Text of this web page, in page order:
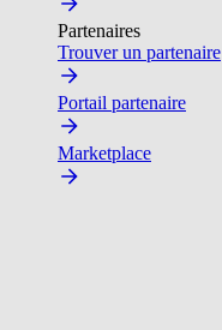
Partenaires
Trouver un partenaire
Portail partenaire
Marketplace